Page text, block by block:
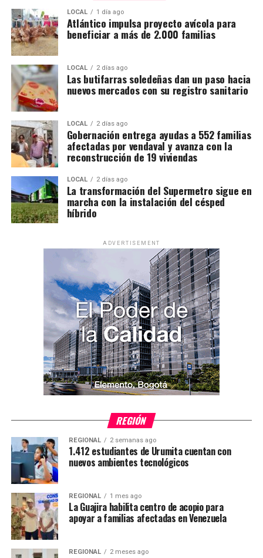
LOCAL 1 día ago
Atlántico impulsa proyecto avícola para
beneficiar a más de 2.000 familias
LOCAL 2 días ago
Las butifarras soledeñas dan un paso hacia
nuevos mercados con su registro sanitario
LOCAL 2 días ago
Gobernación entrega ayudas a 552 familias
afectadas por vendaval y avanza con la
reconstrucción de 19 viviendas
LOCAL 2 días ago
La transformación del Supermetro sigue en
marcha con la instalación del césped
híbrido
ADVERTISEMENT
REGIÓN
REGIONAL 2 semanas ago
1.412 estudiantes de Urumita cuentan con
nuevos ambientes tecnológicos
REGIONAL 1 mes ago
La Guajira habilita centro de acopio para
apoyar a familias afectadas en Venezuela
REGIONAL 2 meses ago